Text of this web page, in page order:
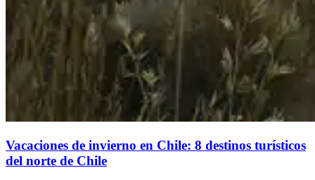
Vacaciones de invierno en Chile: 8 destinos turísticos
del norte de Chile